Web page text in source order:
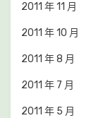
2011 年 11 月
2011 年 10 月
2011 年 8 月
2011 年 7 月
2011 年 5 月